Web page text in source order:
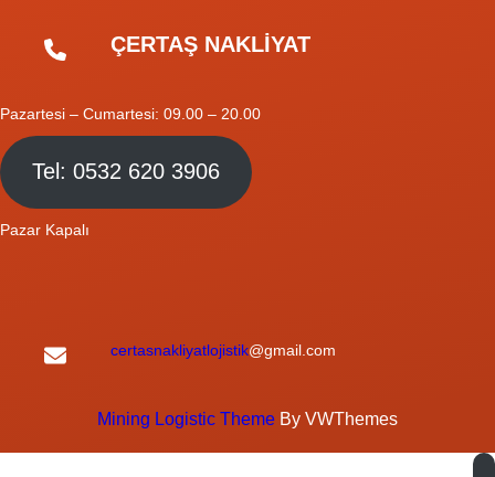
ÇERTAŞ NAKLİYAT
Pazartesi – Cumartesi: 09.00 – 20.00
Tel: 0532 620 3906
Pazar Kapalı
certasnakliyatlojistik@gmail.com
Mining Logistic Theme By VWThemes